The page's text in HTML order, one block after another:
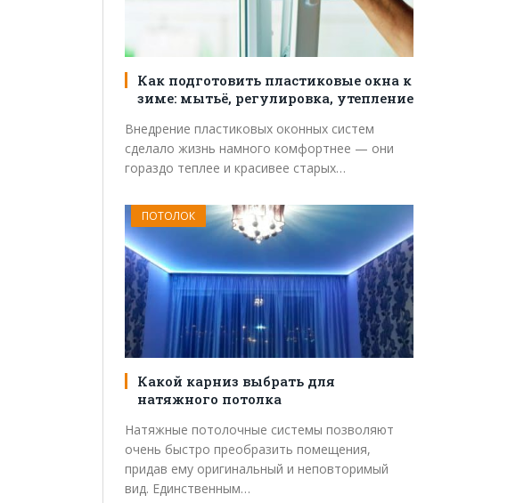
Как подготовить пластиковые окна к
зиме: мытьё, регулировка, утепление
Внедрение пластиковых оконных систем
сделало жизнь намного комфортнее — они
гораздо теплее и красивее старых…
ПОТОЛОК
Какой карниз выбрать для
натяжного потолка
Натяжные потолочные системы позволяют
очень быстро преобразить помещения,
придав ему оригинальный и неповторимый
вид. Единственным…